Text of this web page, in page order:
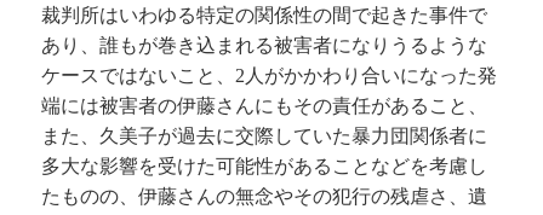
裁判所はいわゆる特定の関係性の間で起きた事件で
あり、誰もが巻き込まれる被害者になりうるような
ケースではないこと、2人がかかわり合いになった発
端には被害者の伊藤さんにもその責任があること、
また、久美子が過去に交際していた暴力団関係者に
多大な影響を受けた可能性があることなどを考慮し
たものの、伊藤さんの無念やその犯行の残虐さ、遺